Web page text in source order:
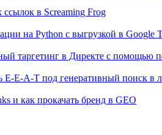
ссылок в Screaming Frog
на Python с выгрузкой в Google
таргетинг в Директе с помощью
E-E-A-T под генеративный поиск в
и как прокачать бренд в GEO